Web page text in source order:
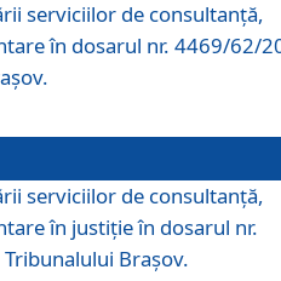
serviciilor de consultanţă,
în dosarul nr. 4469/62/
serviciilor de consultanţă,
în justiţie în dosarul nr.
Braşov.